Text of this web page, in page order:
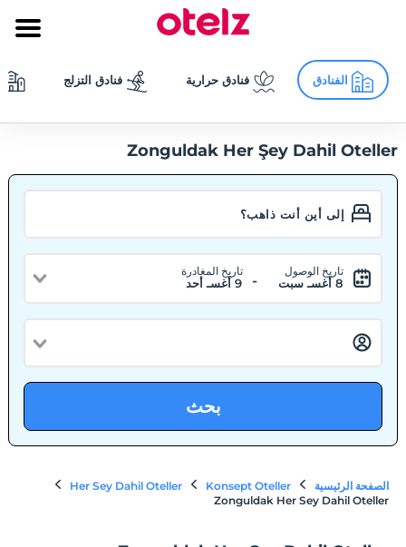
الفنادق فنادق حرارية فنادق التزلج
Zonguldak Her Şey Dahil Oteller
تاريخ الوصول
8 أغسـ سبت -
تاريخ المغادرة
9 أغسـ أحد
بحث
الصفحة الرئيسية Konsept Oteller
Her Sey Dahil Oteller
Zonguldak Her Sey Dahil Oteller